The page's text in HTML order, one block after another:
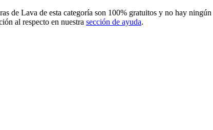
de Lava de esta categoría son 100% gratuitos y no hay
al respecto en nuestra sección de ayuda.